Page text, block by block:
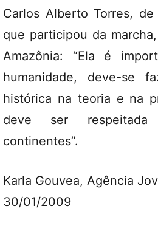
Carlos Alberto Torres,
que participou da
Amazônia: “Ela é
humanidade, deve-se
histórica na teoria e na
deve ser
continentes”.
Karla Gouvea, Agência
30/01/2009